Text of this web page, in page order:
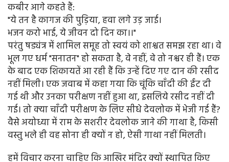
कबीर आगे कहते हैं:
"ये तन है कागज की पुड़िया, हवा लगे उड़ जाई।
भजन करो भाई, ये जीवन दो दिन का।।"
परंतु षड्यंत्र में शामिल समूह तो स्वयं को शाश्वत समझ रहा था। वे
भूल गए धर्म "सनातन" हो सकता है, वे नहीं, वे तो नश्वर ही हैं। एक
के बाद एक शिकायतें आ रही हैं कि उन्हें दिए गए दान की रसीद
नहीं मिली। एक जवाब में कहा गया कि चूंकि चाँदी की ईंट दी
गई थी और उनका परीक्षण नहीं हुआ था, इसलिये रसीद नहीं दी
गई। तो क्या चाँदी परीक्षण के लिए सीधे देवलोक में भेजी गई हैं?
वैसे अयोध्या में राम के सशरीर देवलोक जाने की गाथा है, किसी
वस्तु भले ही वह सोना ही क्यों न हो, ऐसी गाथा नहीं मिलती।
हमें विचार करना चाहिए कि आखिर मंदिर क्यों स्थापित किए